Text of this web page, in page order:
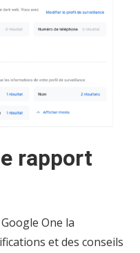
rapport
One la
et des conseils